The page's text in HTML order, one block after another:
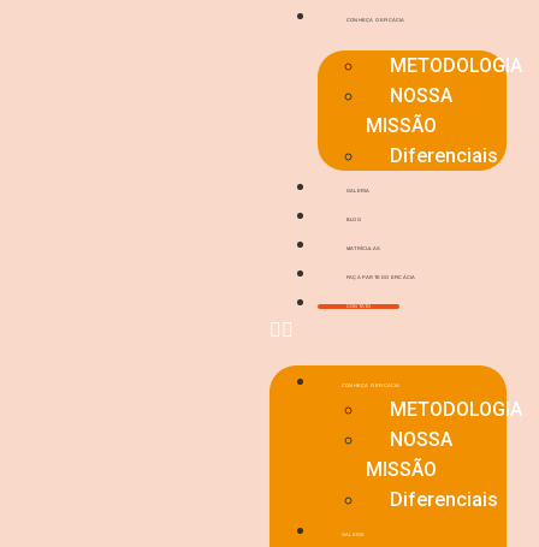
CONHEÇA O EFICÁCIA
METODOLOGIA
NOSSA
MISSÃO
Diferenciais
GALERIA
BLOG
MATRÍCULAS
FAÇA PARTE DO EFICÁCIA
CONTATO
CONHEÇA O EFICÁCIA
METODOLOGIA
NOSSA
MISSÃO
Diferenciais
GALERIA